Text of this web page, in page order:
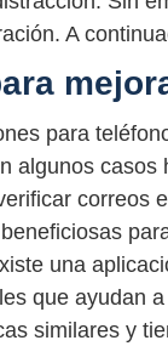
A
para
algunos
correos
una
que ayudan
similares y